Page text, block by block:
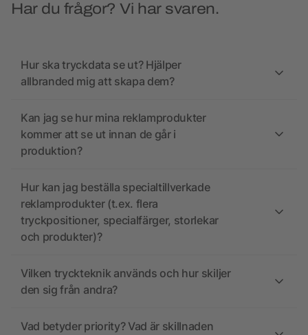
Har du frågor? Vi har svaren.
Hur ska tryckdata se ut? Hjälper
allbranded mig att skapa dem?
Kan jag se hur mina reklamprodukter
kommer att se ut innan de går i
produktion?
Hur kan jag beställa specialtillverkade
reklamprodukter (t.ex. flera
tryckpositioner, specialfärger, storlekar
och produkter)?
Vilken tryckteknik används och hur skiljer
den sig från andra?
Vad betyder priority? Vad är skillnaden